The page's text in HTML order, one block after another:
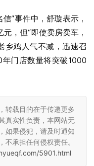
”事件中，舒璇表示，
，但“即使卖房卖车，
乡鸡人气不减，迅速召
门店数量将突破1000
转载目的在于传递更多
真实性负责，本网站无
如果侵犯，请及时通知
承担任何侵权责任。
5901.html